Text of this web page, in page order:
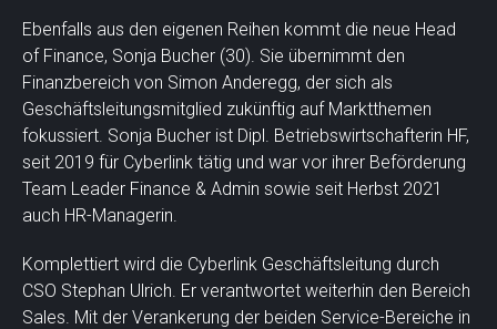
Ebenfalls aus den eigenen Reihen kommt die neue Head
of Finance, Sonja Bucher (30). Sie übernimmt den
Finanzbereich von Simon Anderegg, der sich als
Geschäftsleitungsmitglied zukünftig auf Marktthemen
fokussiert. Sonja Bucher ist Dipl. Betriebswirtschafterin HF,
seit 2019 für Cyberlink tätig und war vor ihrer Beförderung
Team Leader Finance & Admin sowie seit Herbst 2021
auch HR-Managerin.
Komplettiert wird die Cyberlink Geschäftsleitung durch
CSO Stephan Ulrich. Er verantwortet weiterhin den Bereich
Sales. Mit der Verankerung der beiden Service-Bereiche in